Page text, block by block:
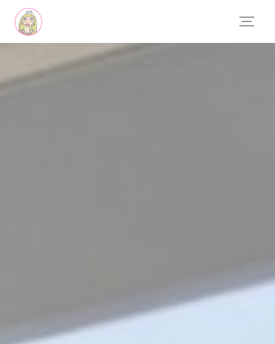
Personnalisation de vos choix en matière de cookies